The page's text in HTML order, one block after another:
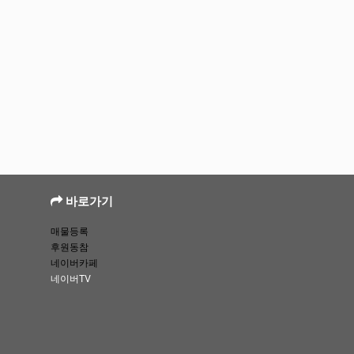
바로가기
매물등록
후원동참
네이버카페
네이버TV